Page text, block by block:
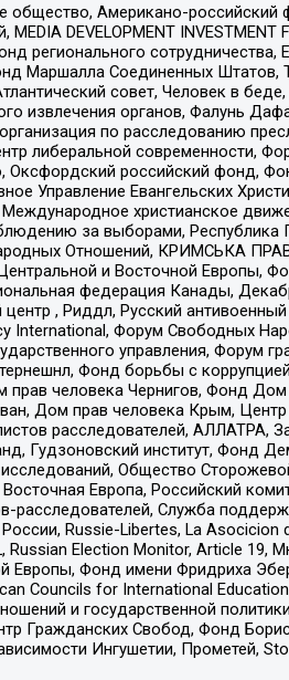
общество, Американо-российский
DEVELOPMENT INVESTMENT
регионального сотрудничества,
Маршалла Соединенных Штатов,
совет, Человек в беде,
извлечения органов, Фалунь
по расследованию
либеральной современности,
Оксфордский российский фонд,
Управление Евангельских
христианское
за выборами, Республика
Отношений, КРИМСЬКА
и Восточной Европы,
федерация Канады,
, Риддл, Русский антивоенный
International, Форум Свободных
управления, Форум
Фонд борьбы с
прав человека Чернигов, Фонд
Дом прав человека Крым,
расследователей, АЛЛАТРА,
Гудзоновский институт, Фонд
Общество
Европа, Российский
расследователей, Служба
Russie-Libertes, La Asocicion
Election Monitor, Article 19,
Европы, Фонд имени Фридриха
Councils for International
и государственной
Гражданских Свобод, Фонд
Ингушетии, Прометей,